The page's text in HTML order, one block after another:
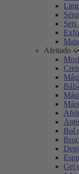
Afeitado
Bol
Gel